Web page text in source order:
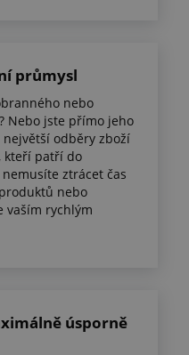
průmysl
nebo
Nebo jste přímo jeho
odběry zboží
kteří patří do
ztrácet čas
nebo
vaším rychlým
úsporně